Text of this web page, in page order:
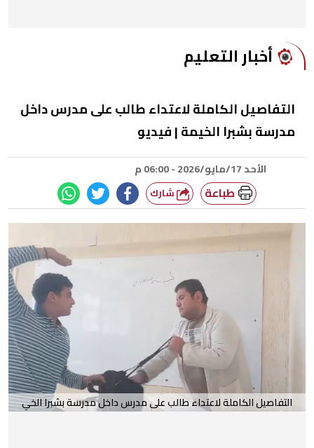
أخبار التعليم
التفاصيل الكاملة لاعتداء طالب على مدرس داخل
مدرسة بشبرا الخيمة | فيديو
الأحد 17/مايو/2026 - 06:00 م
طباعة
التفاصيل الكاملة لاعتداء طالب على مدرس داخل مدرسة بشبرا الخي